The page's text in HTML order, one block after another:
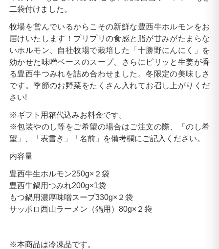
二袋付けました。
牧場を営んでいるからこその新鮮な豊西牛ホルモンをお
届けいたします！プリプリの食感と脂が甘みがたまらな
いホルモン、自社牧場で栽培した「十勝野にんにく」を
効かせた味噌ベースのスープ、さらにピリッと生姜が香
る豊西牛つみれを詰め合わせました。冬限定の美味しさ
です。季節のお野菜をたくさん入れてお召し上がりくだ
さい!
※ギフト用箱代込みお料金です。
※包装やのし等をご希望の場合はご注文の際、「のし希
望」、「表書き」「名前」を備考欄にご記入ください。
内容量
豊西牛生ホルモン250g×２袋
豊西牛鍋用つみれ200g×1袋
もつ鍋用濃厚味噌スープ330g×２袋
サッポロ西山ラーメン（鍋用）80g×２袋
※本商品は冷凍品です。